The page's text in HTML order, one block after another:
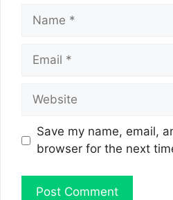
Name
Email
Website
Save my name, email,
browser for the next